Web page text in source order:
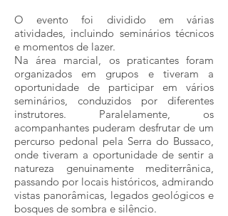
O evento foi dividido em várias
atividades, incluindo seminários técnicos
e momentos de lazer.
Na área marcial, os praticantes foram
organizados em grupos e tiveram a
oportunidade de participar em vários
seminários, conduzidos por diferentes
instrutores. Paralelamente, os
acompanhantes puderam desfrutar de um
percurso pedonal pela Serra do Bussaco,
onde tiveram a oportunidade de sentir a
natureza genuinamente mediterrânica,
passando por locais históricos, admirando
vistas panorâmicas, legados geológicos e
bosques de sombra e silêncio.